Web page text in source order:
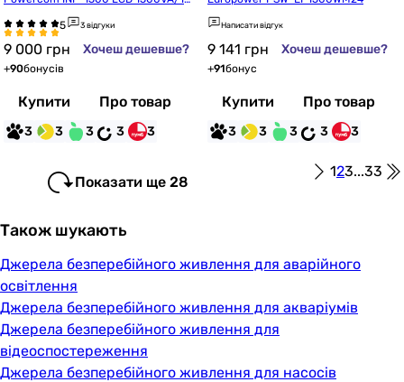
50W USB 2 Schuko
3 відгуки
9 000 грн Хочеш дешевше?
+90бонусів
Купити Про товар
3 3 3 3 3
Написати відгук
9 141 грн Хочеш дешевше?
+91бонус
Купити Про товар
3 3 3 3 3
Показати ще 28
123...33
Також шукають
Джерела безперебійного живлення для аварійного
освітлення
Джерела безперебійного живлення для акваріумів
Джерела безперебійного живлення для
відеоспостереження
Джерела безперебійного живлення для насосів